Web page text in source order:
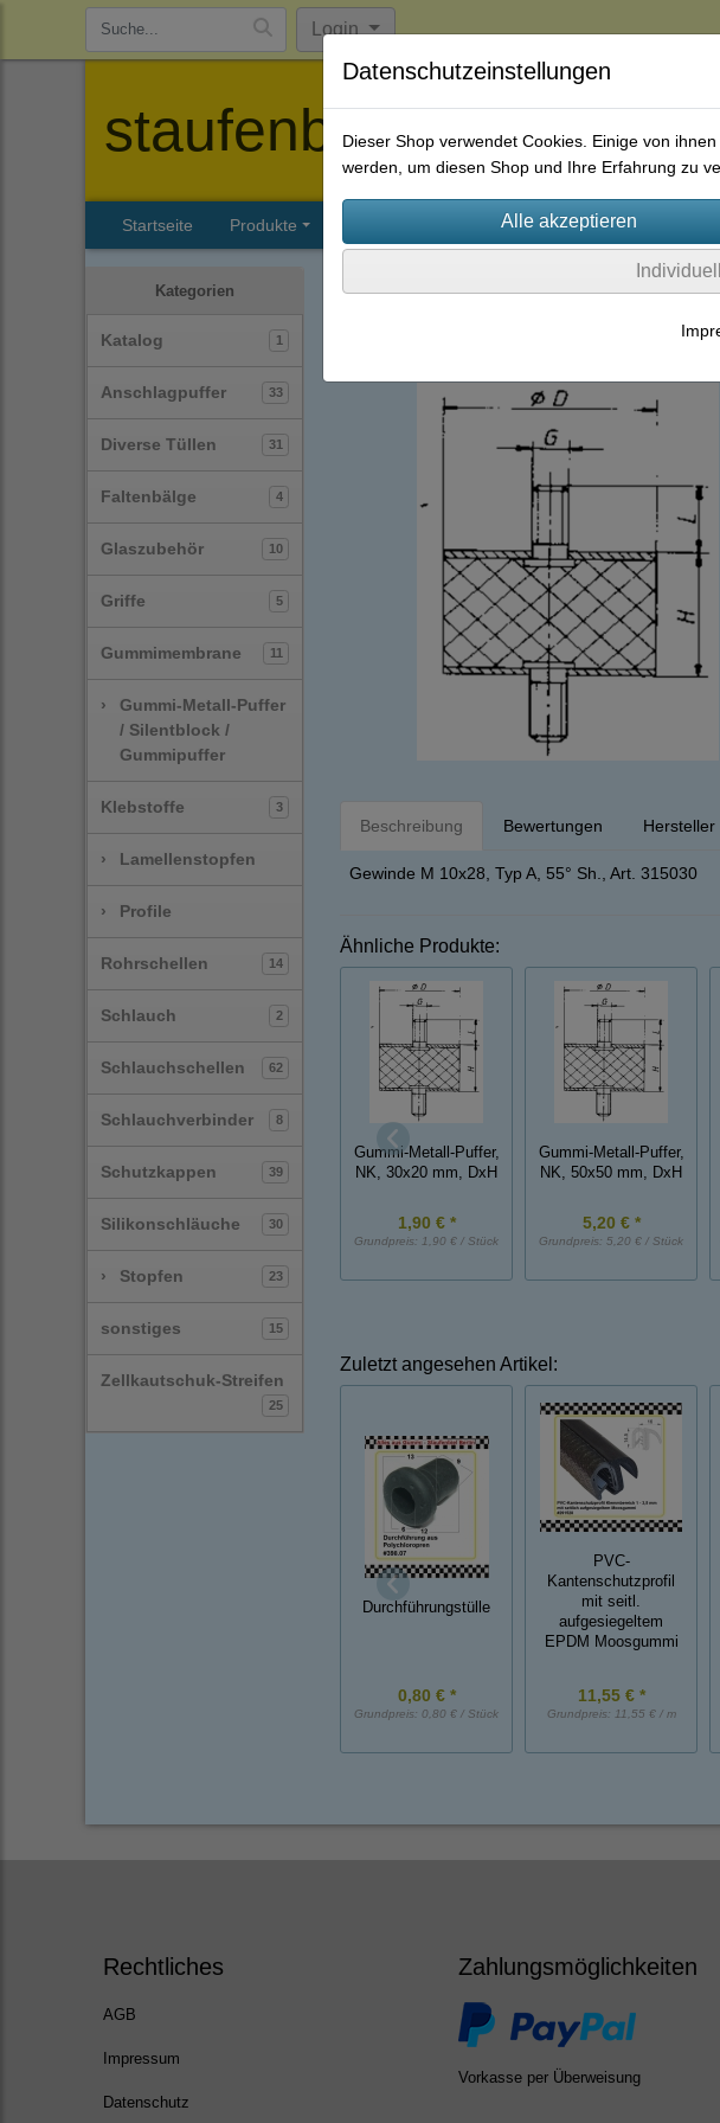
Login
staufenbiel-berlin
Startseite Produkte Firmenhistorie AGB
Kategorien
Katalog 1
Anschlagpuffer 33
Diverse Tüllen 31
Faltenbälge 4
Glaszubehör 10
Griffe 5
Gummimembrane 11
›
Gummi-Metall-Puffer
/ Silentblock /
Gummipuffer
Klebstoffe 3
› Lamellenstopfen
› Profile
Rohrschellen 14
Schlauch 2
Schlauchschellen 62
Schlauchverbinder 8
Schutzkappen 39
Silikonschläuche 30
› Stopfen 23
sonstiges 15
Zellkautschuk-Streifen
25
Gummi-Metall-Puffer / Silentblock / Gummipuffer
Beschreibung Bewertungen Hersteller
Gewinde M 10x28, Typ A, 55° Sh., Art. 315030
Ähnliche Produkte:
Gummi-Metall-Puffer,
NK, 30x20 mm, DxH
1,90 € *
Grundpreis: 1,90 € / Stück
Gummi-Metall-Puffer,
NK, 50x50 mm, DxH
5,20 € *
Grundpreis: 5,20 € / Stück
Zuletzt angesehen Artikel:
Durchführungstülle
0,80 € *
Grundpreis: 0,80 € / Stück
PVC-
Kantenschutzprofil
mit seitl.
aufgesiegeltem
EPDM Moosgummi
11,55 € *
Grundpreis: 11,55 € / m
Rechtliches
AGB
Impressum
Datenschutz
Zahlungsmöglichkeiten
Vorkasse per Überweisung
Datenschutzeinstellungen
Dieser Shop verwendet Cookies. Einige von
werden, um diesen Shop und Ihre Erfahrung zu